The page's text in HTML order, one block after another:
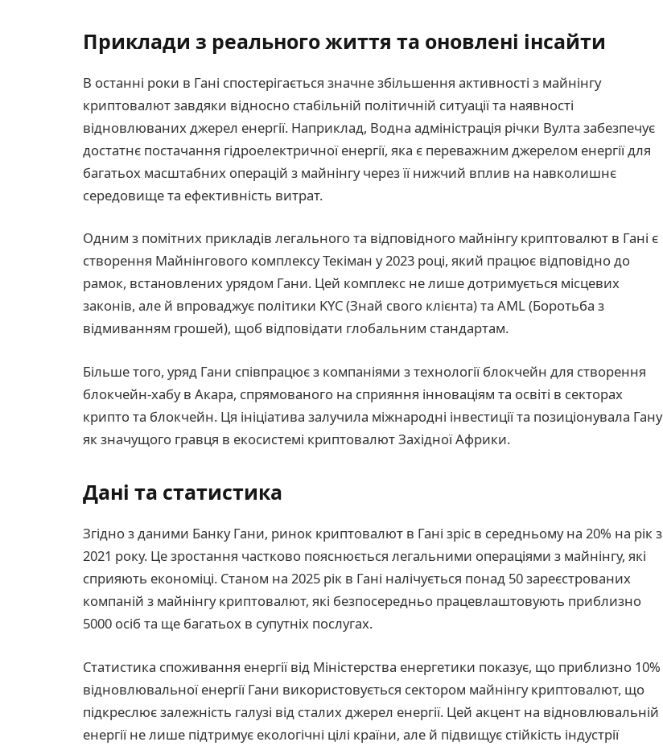
Приклади з реального життя та оновлені інсайти
В останні роки в Гані спостерігається значне збільшення активності з майнінгу
криптовалют завдяки відносно стабільній політичній ситуації та наявності
відновлюваних джерел енергії. Наприклад, Водна адміністрація річки Вулта забезпечує
достатнє постачання гідроелектричної енергії, яка є переважним джерелом енергії для
багатьох масштабних операцій з майнінгу через її нижчий вплив на навколишнє
середовище та ефективність витрат.
Одним з помітних прикладів легального та відповідного майнінгу криптовалют в Гані є
створення Майнінгового комплексу Текіман у 2023 році, який працює відповідно до
рамок, встановлених урядом Гани. Цей комплекс не лише дотримується місцевих
законів, але й впроваджує політики KYC (Знай свого клієнта) та AML (Боротьба з
відмиванням грошей), щоб відповідати глобальним стандартам.
Більше того, уряд Гани співпрацює з компаніями з технології блокчейн для створення
блокчейн-хабу в Акара, спрямованого на сприяння інноваціям та освіті в секторах
крипто та блокчейн. Ця ініціатива залучила міжнародні інвестиції та позиціонувала Гану
як значущого гравця в екосистемі криптовалют Західної Африки.
Дані та статистика
Згідно з даними Банку Гани, ринок криптовалют в Гані зріс в середньому на 20% на рік з
2021 року. Це зростання частково пояснюється легальними операціями з майнінгу, які
сприяють економіці. Станом на 2025 рік в Гані налічується понад 50 зареєстрованих
компаній з майнінгу криптовалют, які безпосередньо працевлаштовують приблизно
5000 осіб та ще багатьох в супутніх послугах.
Статистика споживання енергії від Міністерства енергетики показує, що приблизно 10%
відновлювальної енергії Гани використовується сектором майнінгу криптовалют, що
підкреслює залежність галузі від сталих джерел енергії. Цей акцент на відновлювальній
енергії не лише підтримує екологічні цілі країни, але й підвищує стійкість індустрії